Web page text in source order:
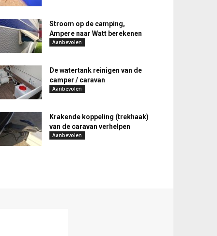
Stroom op de camping,
Ampere naar Watt berekenen
Aanbevolen
De watertank reinigen van de
camper / caravan
Aanbevolen
Krakende koppeling (trekhaak)
van de caravan verhelpen
Aanbevolen